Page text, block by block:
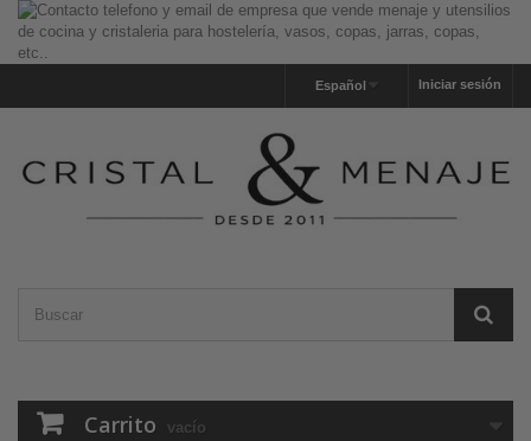
Iniciar sesión
Español
Carrito vacío